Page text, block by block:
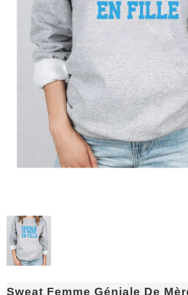
Sweat Femme Géniale De